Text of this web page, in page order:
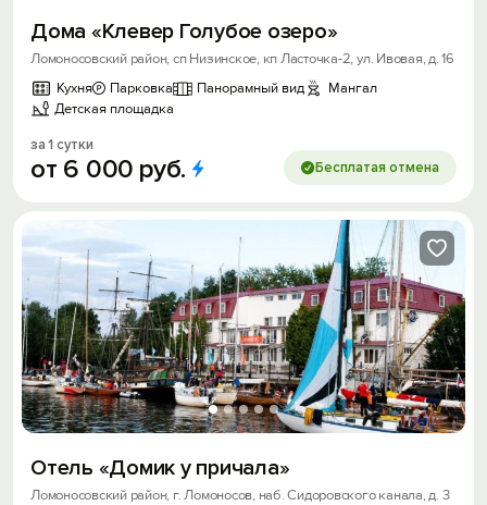
Дома «Клевер Голубое озеро»
Ломоносовский район, сп Низинское, кп Ласточка-2, ул. Ивовая, д. 16
Кухня
Парковка Панорамный вид
Мангал
Детская площадка
за 1 сутки
от 6 000 руб. Бесплатая отмена
Отель «Домик у причала»
Ломоносовский район, г. Ломоносов, наб. Сидоровского канала, д. 3